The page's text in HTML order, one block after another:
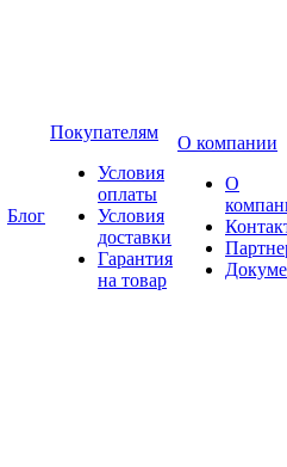
Блог
Покупателям
Условия
оплаты
Условия
доставки
Гарантия
на товар
О компании
О